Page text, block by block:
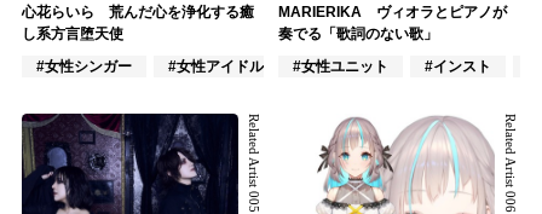
心花らいら 荒んだ心を浄化する癒
し系方言堕天使
#女性シンガー
#女性アイドル #VTuber/VSinger
MARIERIKA ヴィオラとピアノが
奏でる「歌詞のない歌」
#女性ユニット
#インスト
Related Artist 005 Related Artist 006